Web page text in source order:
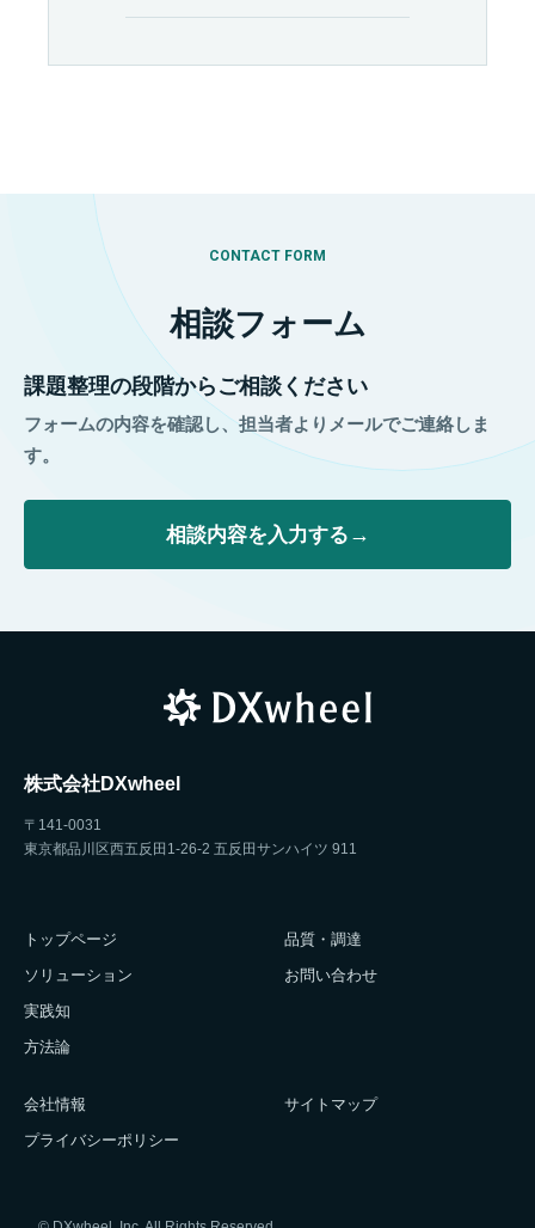
CONTACT FORM
相談フォーム
課題整理の段階からご相談ください
フォームの内容を確認し、担当者よりメールでご連絡しま
す。
相談内容を入力する
株式会社DXwheel
〒141-0031
東京都品川区西五反田1-26-2 五反田サンハイツ 911
トップページ
ソリューション
実践知
方法論
品質・調達
お問い合わせ
会社情報
プライバシーポリシー
サイトマップ